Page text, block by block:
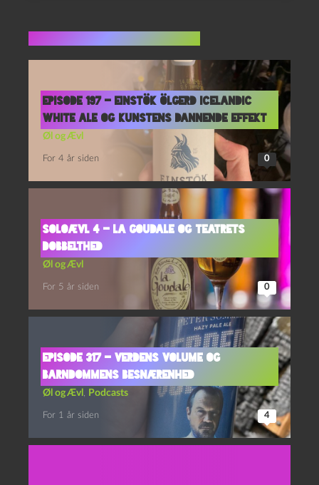
Episode 197 – Einstök Ölgerd Icelandic
White Ale og Kunstens Dannende Effekt
Øl og Ævl
For 4 år siden 0
Soloævl 4 – La Goudale og Teatrets
Dobbelthed
Øl og Ævl
For 5 år siden 0
Episode 317 – Verdens Volume og
Barndommens Besnærenhed
Øl og Ævl , Podcasts
For 1 år siden 4